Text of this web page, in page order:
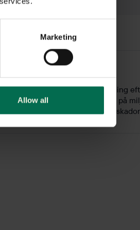
Marketing
Allow all
arbetsplatser med rätt utrustning
och maskiner. Med fokus på
i sin förmåga att förebygga